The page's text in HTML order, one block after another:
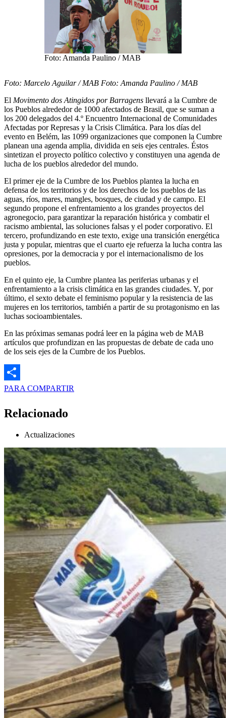
Foto: Amanda Paulino / MAB
Foto: Marcelo Aguilar / MAB Foto: Amanda Paulino / MAB
El Movimento dos Atingidos por Barragens llevará a la Cumbre de
los Pueblos alrededor de 1000 afectados de Brasil, que se suman a
los 200 delegados del 4.º Encuentro Internacional de Comunidades
Afectadas por Represas y la Crisis Climática. Para los días del
evento en Belém, las 1099 organizaciones que componen la Cumbre
planean una agenda amplia, dividida en seis ejes centrales. Éstos
sintetizan el proyecto político colectivo y constituyen una agenda de
lucha de los pueblos alrededor del mundo.
El primer eje de la Cumbre de los Pueblos plantea la lucha en
defensa de los territorios y de los derechos de los pueblos de las
aguas, ríos, mares, mangles, bosques, de ciudad y de campo. El
segundo propone el enfrentamiento a los grandes proyectos del
agronegocio, para garantizar la reparación histórica y combatir el
racismo ambiental, las soluciones falsas y el poder corporativo. El
tercero, profundizando en este texto, exige una transición energética
justa y popular, mientras que el cuarto eje refuerza la lucha contra las
opresiones, por la democracia y por el internacionalismo de los
pueblos.
En el quinto eje, la Cumbre plantea las periferias urbanas y el
enfrentamiento a la crisis climática en las grandes ciudades. Y, por
último, el sexto debate el feminismo popular y la resistencia de las
mujeres en los territorios, también a partir de su protagonismo en las
luchas socioambientales.
En las próximas semanas podrá leer en la página web de MAB
artículos que profundizan en las propuestas de debate de cada uno
de los seis ejes de la Cumbre de los Pueblos.
PARA COMPARTIR
Relacionado
Actualizaciones